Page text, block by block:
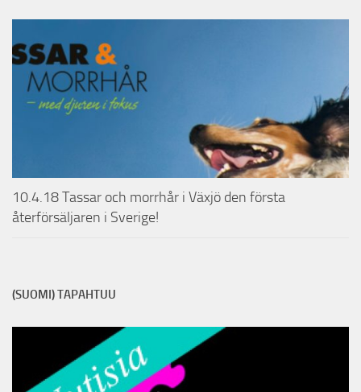
10.4.18 Tassar och morrhår i Växjö den första
återförsäljaren i Sverige!
(SUOMI) TAPAHTUU